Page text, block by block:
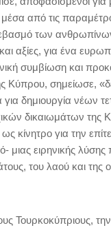
μέσα από τις
των
αξίες, για ένα
συμβίωση και
Κύπρου, σημείωσε,
δημιουργία νέων
δικαιωμάτων της
κίνητρο για την
μιας ειρηνικής λύσης
του λαού και της
Τουρκοκύπριους,